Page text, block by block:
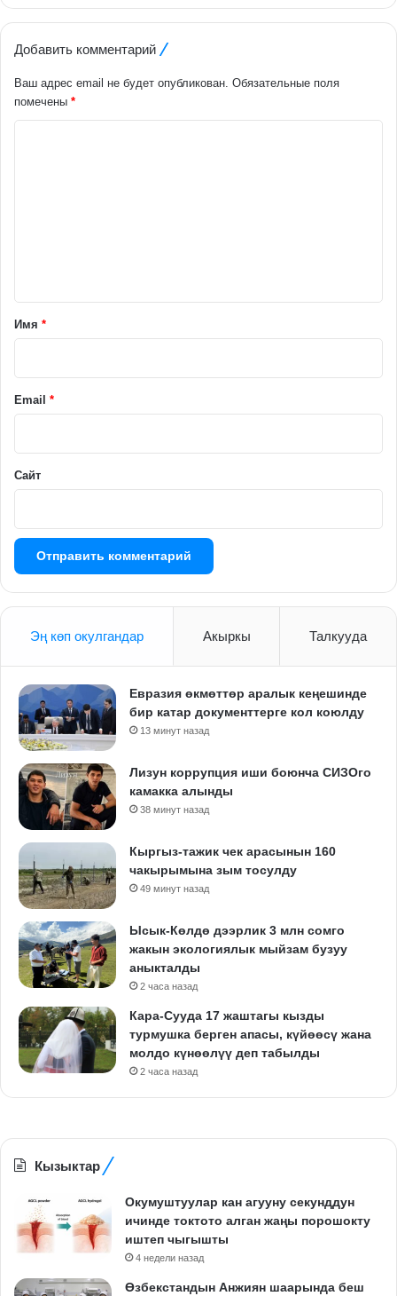
Добавить комментарий
Ваш адрес email не будет опубликован. Обязательные поля
помечены *
а
и
й
Имя *
Email *
Сайт
Эң көп окулгандар Акыркы Талкууда
Евразия өкмөттөр аралык кеңешинде
бир катар документтерге кол коюлду
13 минут назад
Лизун коррупция иши боюнча СИЗОго
камакка алынды
38 минут назад
Кыргыз-тажик чек арасынын 160
чакырымына зым тосулду
49 минут назад
Ысык-Көлдө дээрлик 3 млн сомго
жакын экологиялык мыйзам бузуу
аныкталды
2 часа назад
Кара-Сууда 17 жаштагы кызды
турмушка берген апасы, күйөөсү жана
молдо күнөөлүү деп табылды
2 часа назад
Кызыктар
Окумуштуулар кан агууну секунддун
ичинде токтото алган жаңы порошокту
иштеп чыгышты
4 недели назад
Өзбекстандын Анжиян шаарында беш